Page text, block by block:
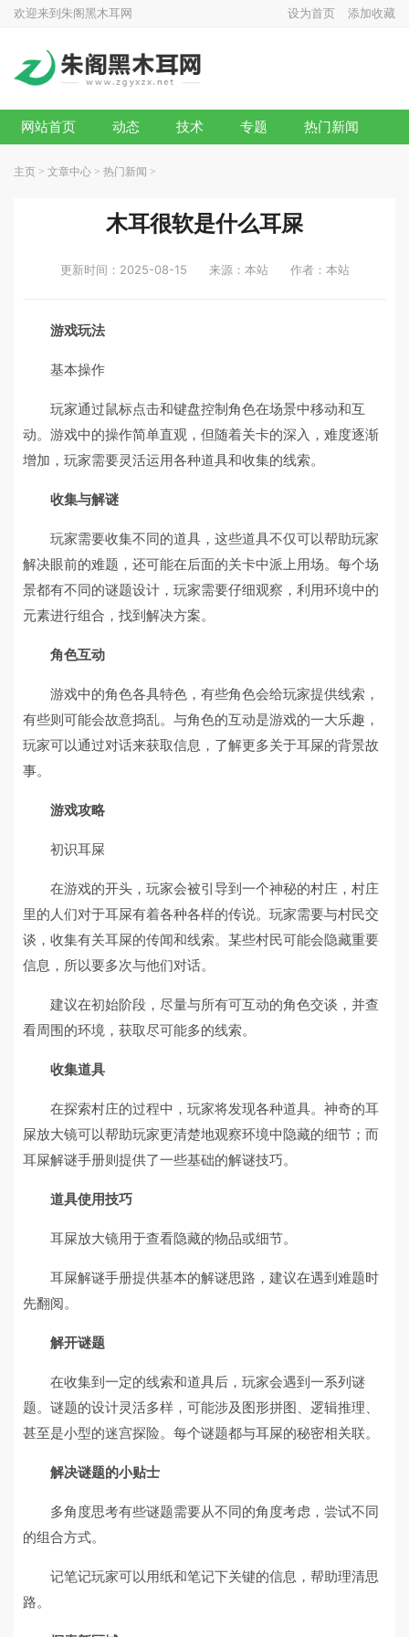
欢迎来到朱阁黑木耳网 设为首页 添加收藏
网站首页 动态 技术 专题 热门新闻
主页 > 文章中心 > 热门新闻 >
木耳很软是什么耳屎
更新时间：2025-08-15 来源：本站 作者：本站
游戏玩法
基本操作
玩家通过鼠标点击和键盘控制角色在场景中移动和互
动。游戏中的操作简单直观，但随着关卡的深入，难度逐渐
增加，玩家需要灵活运用各种道具和收集的线索。
收集与解谜
玩家需要收集不同的道具，这些道具不仅可以帮助玩家
解决眼前的难题，还可能在后面的关卡中派上用场。每个场
景都有不同的谜题设计，玩家需要仔细观察，利用环境中的
元素进行组合，找到解决方案。
角色互动
游戏中的角色各具特色，有些角色会给玩家提供线索，
有些则可能会故意捣乱。与角色的互动是游戏的一大乐趣，
玩家可以通过对话来获取信息，了解更多关于耳屎的背景故
事。
游戏攻略
初识耳屎
在游戏的开头，玩家会被引导到一个神秘的村庄，村庄
里的人们对于耳屎有着各种各样的传说。玩家需要与村民交
谈，收集有关耳屎的传闻和线索。某些村民可能会隐藏重要
信息，所以要多次与他们对话。
建议在初始阶段，尽量与所有可互动的角色交谈，并查
看周围的环境，获取尽可能多的线索。
收集道具
在探索村庄的过程中，玩家将发现各种道具。神奇的耳
屎放大镜可以帮助玩家更清楚地观察环境中隐藏的细节；而
耳屎解谜手册则提供了一些基础的解谜技巧。
道具使用技巧
耳屎放大镜用于查看隐藏的物品或细节。
耳屎解谜手册提供基本的解谜思路，建议在遇到难题时
先翻阅。
解开谜题
在收集到一定的线索和道具后，玩家会遇到一系列谜
题。谜题的设计灵活多样，可能涉及图形拼图、逻辑推理、
甚至是小型的迷宫探险。每个谜题都与耳屎的秘密相关联。
解决谜题的小贴士
多角度思考有些谜题需要从不同的角度考虑，尝试不同
的组合方式。
记笔记玩家可以用纸和笔记下关键的信息，帮助理清思
路。